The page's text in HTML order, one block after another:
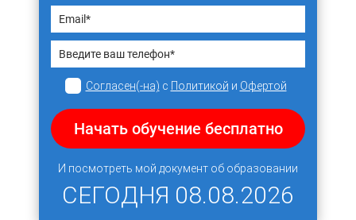
Согласен(-на) с Политикой и Офертой
Начать обучение бесплатно
И посмотреть мой документ об образовании
СЕГОДНЯ 08.08.2026